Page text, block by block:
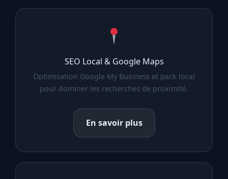
SEO Local & Google Maps
Optimisation Google My Business et pack local
pour dominer les recherches de proximité.
En savoir plus